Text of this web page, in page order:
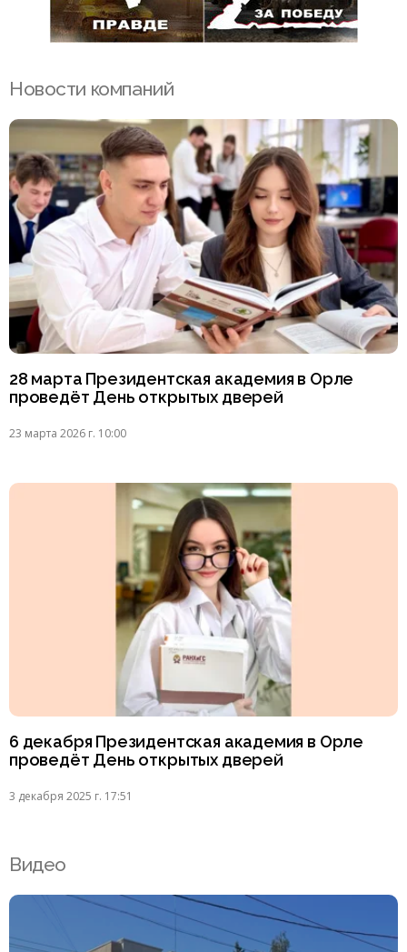
Новости компаний
28 марта Президентская академия в Орле
проведёт День открытых дверей
23 марта 2026 г. 10:00
6 декабря Президентская академия в Орле
проведёт День открытых дверей
3 декабря 2025 г. 17:51
Видео